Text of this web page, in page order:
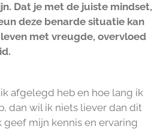
Dat je met de juiste mindset,
deze benarde situatie kan
met vreugde, overvloed
afgelegd heb en hoe lang ik
dan wil ik niets liever dan dit
mijn kennis en ervaring